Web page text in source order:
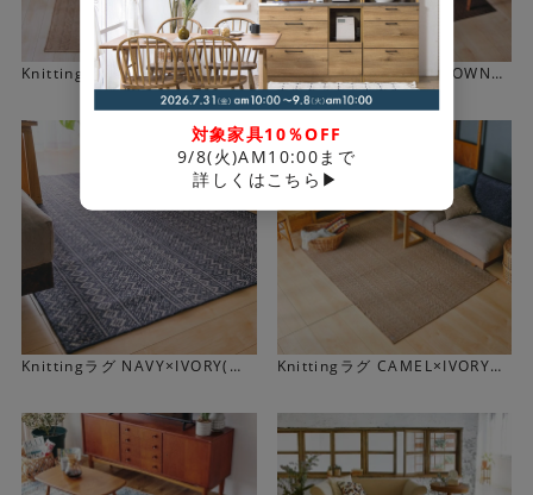
Knittingは、長年ウィルトンカーペットを製造する中で感
じるウールラグを敷いた床の美しさ、快適さ、素晴らしさ
を、家庭でも感じて欲しいとの思いから生まれたブランド
です。「TAILOR-MADECARPET」がコンセプトになって
おり、テイラーメイドの洋服を誂えるように、豊富な色と
サイズのなかからご自宅に合うものをお選びいただけま
す。
Knittingラグ CAMEL(選べる10
Knittingラグ KHAKI BROWN
(選べる10サイズ)
Knittingラグ NAVY×IVORY(選
Knittingラグ CAMEL×IVORY
対象家具10％OFF
9/8(火)AM10:00まで
詳しくはこちら▶